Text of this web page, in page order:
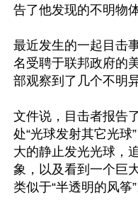
告了他发现的不明物
最近发生的一起目击
名受聘于联邦政府的
部观察到了几个不明
文件说，目击者报告
处“光球发射其它光球
大的静止发光光球，
象，以及看到一个巨
类似于“半透明的风筝”